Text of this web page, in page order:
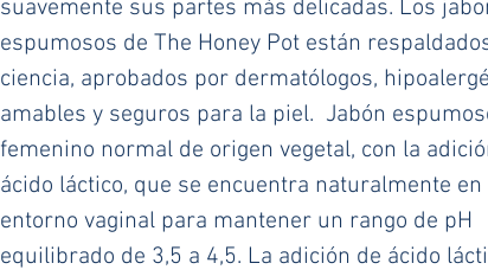
suavemente sus partes más delicadas. Los
espumosos de The Honey Pot están
ciencia, aprobados por dermatólogos,
amables y seguros para la piel.  Jabón
femenino normal de origen vegetal, con la
ácido láctico, que se encuentra naturalmente en
entorno vaginal para mantener un rango de pH
equilibrado de 3,5 a 4,5. La adición de ácido